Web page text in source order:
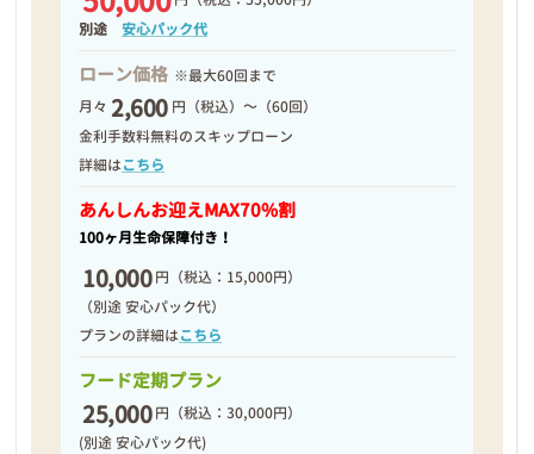
2026年02月23日
別途安心パック代
ローン価格 ※最大60回まで
月々 2,600 円（税込）～（60回）
金利手数料無料のスキップローン
詳細はこちら
あんしんお迎えMAX70%割
100ヶ月生命保障付き！
10,000 円 （税込：15,000円）
（別途 安心パック代）
プランの詳細はこちら
フード定期プラン
25,000 円 （税込：30,000円）
(別途 安心パック代)